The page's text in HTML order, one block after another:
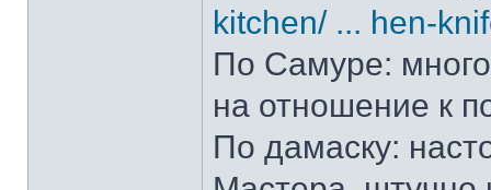
kitchen/ ... hen-
По Самуре: много
на отношение к
По дамаску: